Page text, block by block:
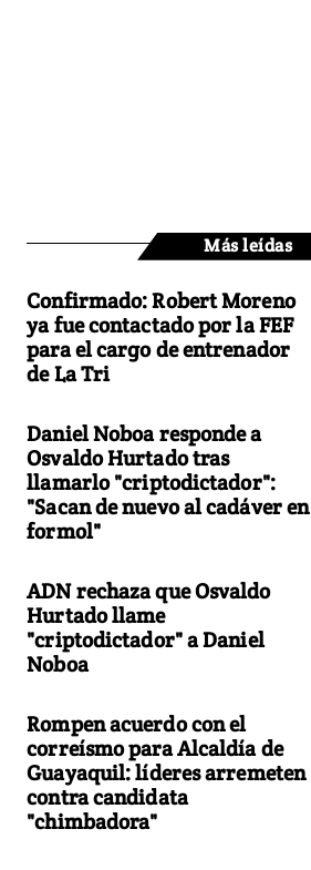
Más leídas
Confirmado: Robert Moreno
ya fue contactado por la FEF
para el cargo de entrenador
de La Tri
Daniel Noboa responde a
Osvaldo Hurtado tras
llamarlo "criptodictador":
"Sacan de nuevo al cadáver en
formol"
ADN rechaza que Osvaldo
Hurtado llame
"criptodictador" a Daniel
Noboa
Rompen acuerdo con el
correísmo para Alcaldía de
Guayaquil: líderes arremeten
contra candidata
"chimbadora"